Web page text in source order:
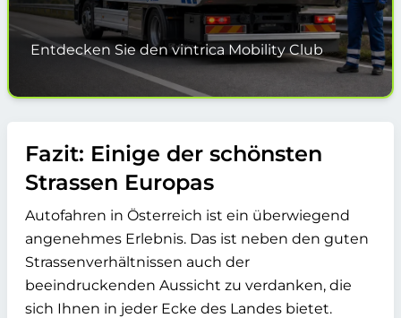
Entdecken Sie den vintrica Mobility Club
Fazit: Einige der schönsten
Strassen Europas
Autofahren in Österreich ist ein überwiegend
angenehmes Erlebnis. Das ist neben den guten
Strassenverhältnissen auch der
beeindruckenden Aussicht zu verdanken, die
sich Ihnen in jeder Ecke des Landes bietet.